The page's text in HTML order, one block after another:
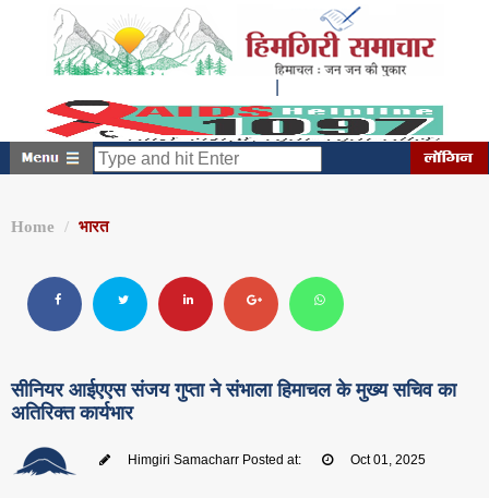
Home भारत
सीनियर आईएएस संजय गुप्ता ने संभाला हिमाचल के मुख्य सचिव का
अतिरिक्त कार्यभार
Himgiri Samacharr Posted at: Oct 01, 2025